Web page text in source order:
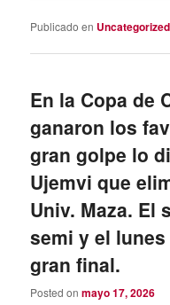
Publicado en Uncategorized
En la Copa de
ganaron los
gran golpe lo
Ujemvi que
Univ. Maza. El
semi y el
gran final.
Posted onmayo 17, 2026